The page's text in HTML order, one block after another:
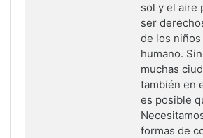
sol y el aire
ser
de los
humano.
muchas
también en
es posible
formas de